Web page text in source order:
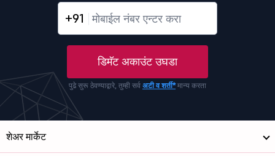
+91
डिमॅट अकाउंट उघडा
पुढे सुरू ठेवण्याद्वारे, तुम्ही सर्व अटी व शर्ती*मान्य करता
शेअर मार्केट